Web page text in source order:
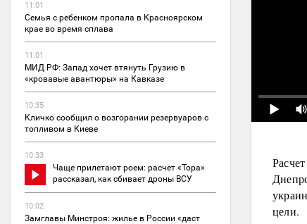
11:01
Семья с ребенком пропала в Красноярском
крае во время сплава
11:01
МИД РФ: Запад хочет втянуть Грузию в
«кровавые авантюры» на Кавказе
10:35
Кличко сообщил о возгорании резервуаров с
топливом в Киеве
10:33
Чаще прилетают роем: расчет «Тора»
рассказал, как сбивает дроны ВСУ
10:02
Замглавы Минстроя: жилье в России «даст
цели.